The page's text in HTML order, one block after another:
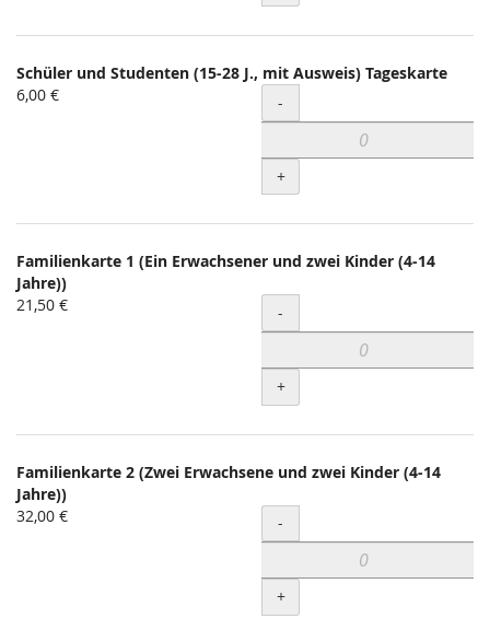
Schüler und Studenten (15-28 J., mit Ausweis) Tageskarte
6,00 €
Menge
-
+
Familienkarte 1 (Ein Erwachsener und zwei Kinder (4-14
Jahre))
21,50 €
Menge
-
+
Familienkarte 2 (Zwei Erwachsene und zwei Kinder (4-14
Jahre))
32,00 €
Menge
-
+